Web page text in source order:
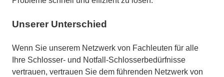
Unserer Unterschied
Wenn Sie unserem Netzwerk von Fachleuten für alle
Ihre Schlosser- und Notfall-Schlosserbedürfnisse
vertrauen, vertrauen Sie dem führenden Netzwerk von